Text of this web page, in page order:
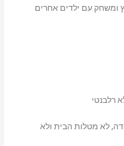
ומשחק עם ילדים אחרים
רלבנטי
לא מטלות הבית ולא